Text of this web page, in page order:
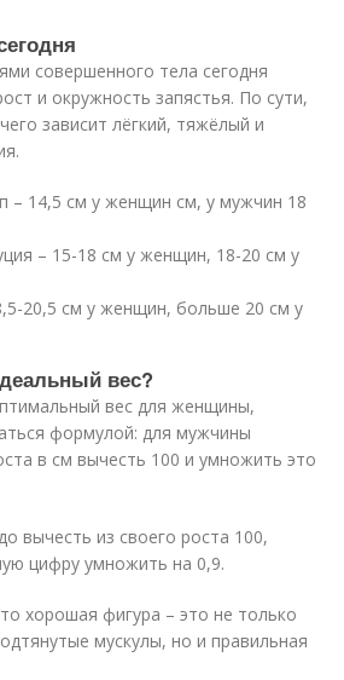
совершенного тела сегодня
и окружность запястья. По сути,
зависит лёгкий, тяжёлый и
– 14,5 см у женщин см, у мужчин 18
– 15-18 см у женщин, 18-20 см у
20,5 см у женщин, больше 20 см у
вес?
вес для женщины,
формулой: для мужчины
в см вычесть 100 и умножить это
вычесть из своего роста 100,
цифру умножить на 0,9.
хорошая фигура – это не только
мускулы, но и правильная